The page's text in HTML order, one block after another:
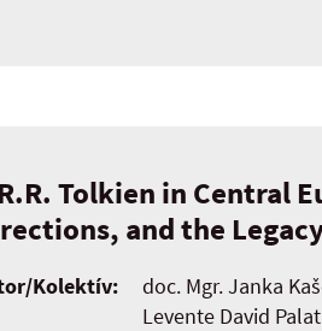
Tolkien in Central
and the
Kolektív:
doc. Mgr. Janka
Levente David